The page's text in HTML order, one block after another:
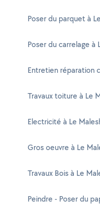
Poser du parquet à
Poser du carrelage à
Entretien réparation
Travaux toiture à Le
Electricité à Le
Gros oeuvre à Le
Travaux Bois à Le
Peindre - Poser du